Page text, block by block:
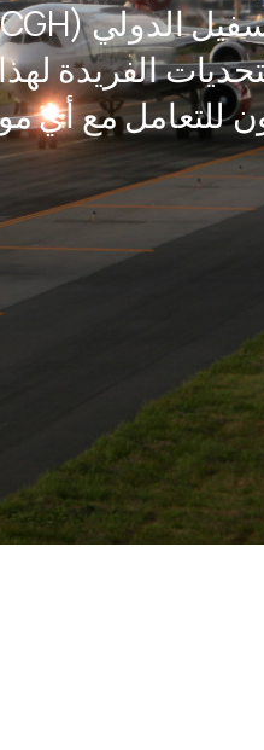
الفريدة
للتعامل مع أي